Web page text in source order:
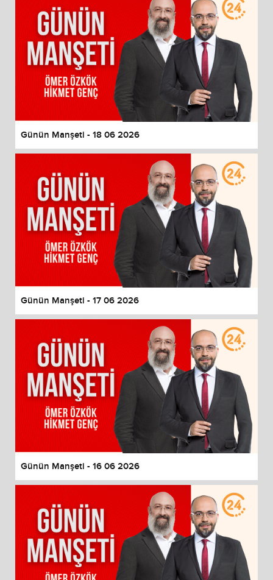
Günün Manşeti - 18 06 2026
Günün Manşeti - 17 06 2026
Günün Manşeti - 16 06 2026